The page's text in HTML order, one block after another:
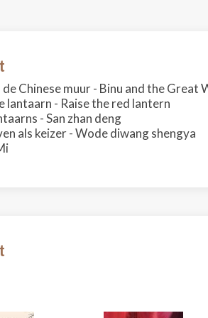
de Chinese muur - Binu and the Great
lantaarn - Raise the red lantern
- San zhan deng
als keizer - Wode diwang shengya